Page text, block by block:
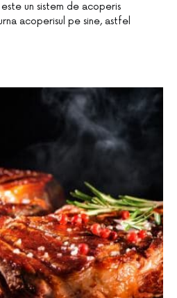
un sistem de acoperis
acoperisul pe sine, astfel